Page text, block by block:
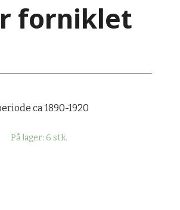
Hamar. Foto: Gamletrehus.no
forniklet
ca 1890-1920
På lager: 6 stk.